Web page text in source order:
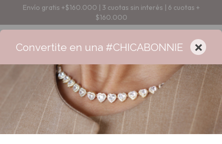
Envío gratis +$160.000 | 3 cuotas sin interés | 6 cuotas +
$160.000
Convertite en una #CHICABONNIE ×